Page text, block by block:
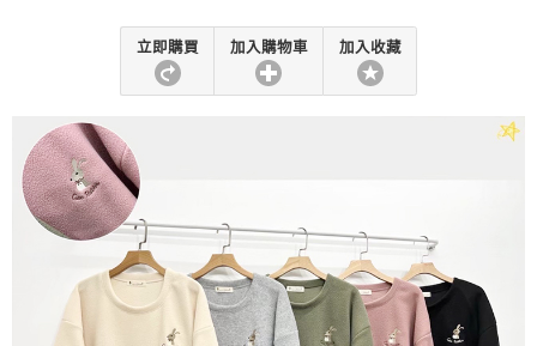
立即購買 加入購物車 加入收藏